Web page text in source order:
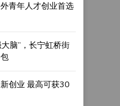
青年人才创业首选
脑”，长宁虹桥街
创业 最高可获30